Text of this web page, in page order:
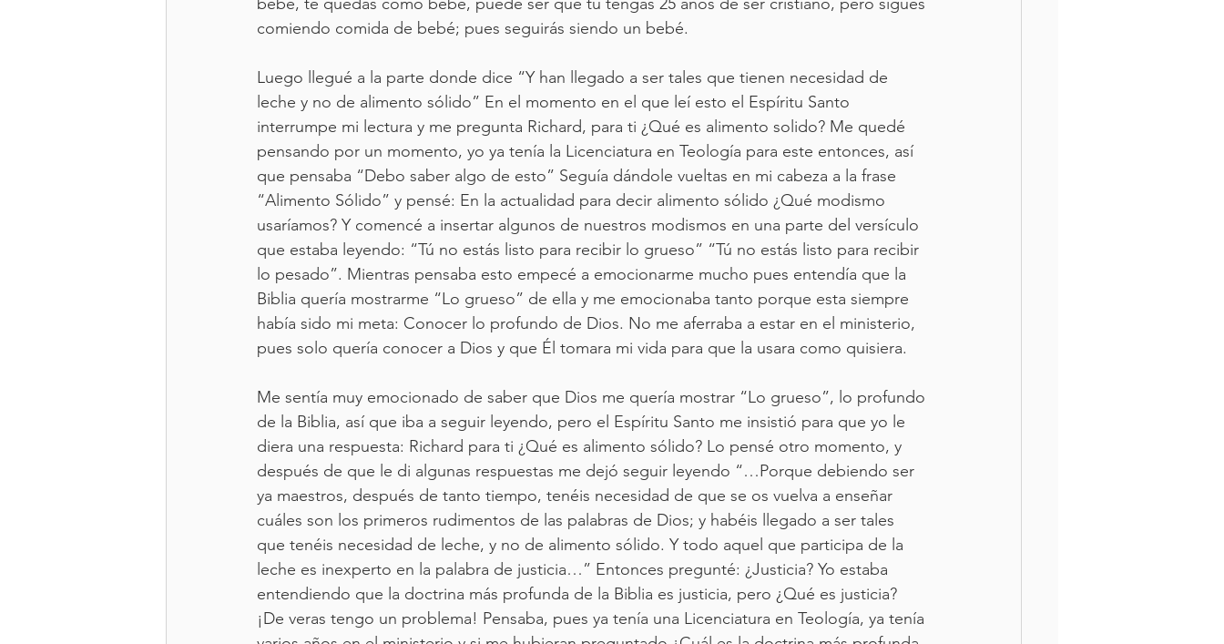
comiendo comida de bebé; pues seguirás siendo un bebé.
Luego llegué a la parte donde dice “Y han llegado a ser tales que tienen necesidad de
leche y no de alimento sólido” En el momento en el que leí esto el Espíritu Santo
interrumpe mi lectura y me pregunta Richard, para ti ¿Qué es alimento solido? Me quedé
pensando por un momento, yo ya tenía la Licenciatura en Teología para este entonces, así
que pensaba “Debo saber algo de esto” Seguía dándole vueltas en mi cabeza a la frase
“Alimento Sólido” y pensé: En la actualidad para decir alimento sólido ¿Qué modismo
usaríamos? Y comencé a insertar algunos de nuestros modismos en una parte del versículo
que estaba leyendo: “Tú no estás listo para recibir lo grueso” “Tú no estás listo para recibir
lo pesado”. Mientras pensaba esto empecé a emocionarme mucho pues entendía que la
Biblia quería mostrarme “Lo grueso” de ella y me emocionaba tanto porque esta siempre
había sido mi meta: Conocer lo profundo de Dios. No me aferraba a estar en el ministerio,
pues solo quería conocer a Dios y que Él tomara mi vida para que la usara como quisiera.
Me sentía muy emocionado de saber que Dios me quería mostrar “Lo grueso”, lo profundo
de la Biblia, así que iba a seguir leyendo, pero el Espíritu Santo me insistió para que yo le
diera una respuesta: Richard para ti ¿Qué es alimento sólido? Lo pensé otro momento, y
después de que le di algunas respuestas me dejó seguir leyendo “…Porque debiendo ser
ya maestros, después de tanto tiempo, tenéis necesidad de que se os vuelva a enseñar
cuáles son los primeros rudimentos de las palabras de Dios; y habéis llegado a ser tales
que tenéis necesidad de leche, y no de alimento sólido. Y todo aquel que participa de la
leche es inexperto en la palabra de justicia…” Entonces pregunté: ¿Justicia? Yo estaba
entendiendo que la doctrina más profunda de la Biblia es justicia, pero ¿Qué es justicia?
¡De veras tengo un problema! Pensaba, pues ya tenía una Licenciatura en Teología, ya tenía